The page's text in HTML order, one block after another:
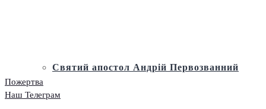
Святий апостол Андрій Первозванний
Пожертва
Наш Телеграм